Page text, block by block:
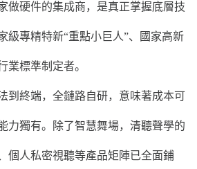
硬件的集成商，是真正掌握底層技
專精特新“重點小巨人”、國家高新
業標準制定者。
終端，全鏈路自研，意味著成本可
力獨有。除了智慧舞場，清聽聲學的
個人私密視聽等產品矩陣已全面鋪